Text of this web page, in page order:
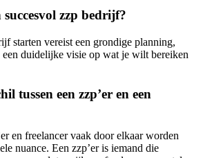
zzp bedrijf?
starten vereist een grondige planning,
een duidelijke visie op wat je wilt bereiken
tussen een zzp’er en een
en freelancer vaak door elkaar worden
nuance. Een zzp’er is iemand die